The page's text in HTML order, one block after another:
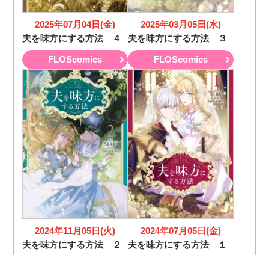
2025年07月04日(金)
夫を味方にする方法 ４
FLOScomics
2025年03月05日(水)
夫を味方にする方法 ３
FLOScomics
2024年11月05日(火)
夫を味方にする方法 ２
2024年07月05日(金)
夫を味方にする方法 １